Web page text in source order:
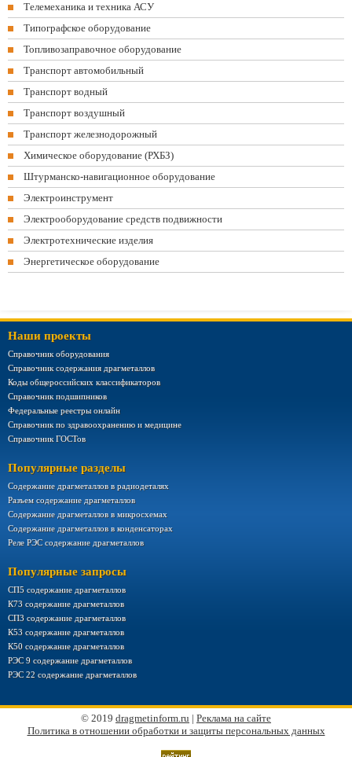
Телемеханика и техника АСУ
Типографское оборудование
Топливозаправочное оборудование
Транспорт автомобильный
Транспорт водный
Транспорт воздушный
Транспорт железнодорожный
Химическое оборудование (РХБЗ)
Штурманско-навигационное оборудование
Электроинструмент
Электрооборудование средств подвижности
Электротехнические изделия
Энергетическое оборудование
Наши проекты
Справочник оборудования
Справочник содержания драгметаллов
Коды общероссийских классификаторов
Справочник подшипников
Федеральные реестры онлайн
Справочник по здравоохранению и медицине
Справочник ГОСТов
Популярные разделы
Содержание драгметаллов в радиодеталях
Разъем содержание драгметаллов
Содержание драгметаллов в микросхемах
Содержание драгметаллов в конденсаторах
Реле РЭС содержание драгметаллов
Популярные запросы
СП5 содержание драгметаллов
К73 содержание драгметаллов
СП3 содержание драгметаллов
К53 содержание драгметаллов
К50 содержание драгметаллов
РЭС 9 содержание драгметаллов
РЭС 22 содержание драгметаллов
© 2019 dragmetinform.ru | Реклама на сайте
Политика в отношении обработки и защиты персональных данных